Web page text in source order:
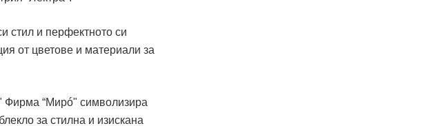
стил и перфектното си
от цветове и материали за
Фирма “Мирó" символизира
за стилна и изискана